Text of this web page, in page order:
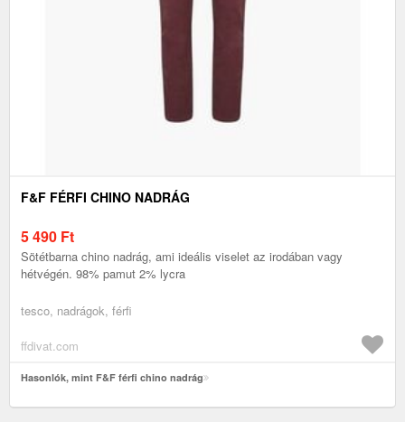
F&F FÉRFI CHINO NADRÁG
5 490 Ft
Sötétbarna chino nadrág, ami ideális viselet az irodában vagy
hétvégén. 98% pamut 2% lycra
tesco, nadrágok, férfi
ffdivat.com
Hasonlók, mint F&F férfi chino nadrág